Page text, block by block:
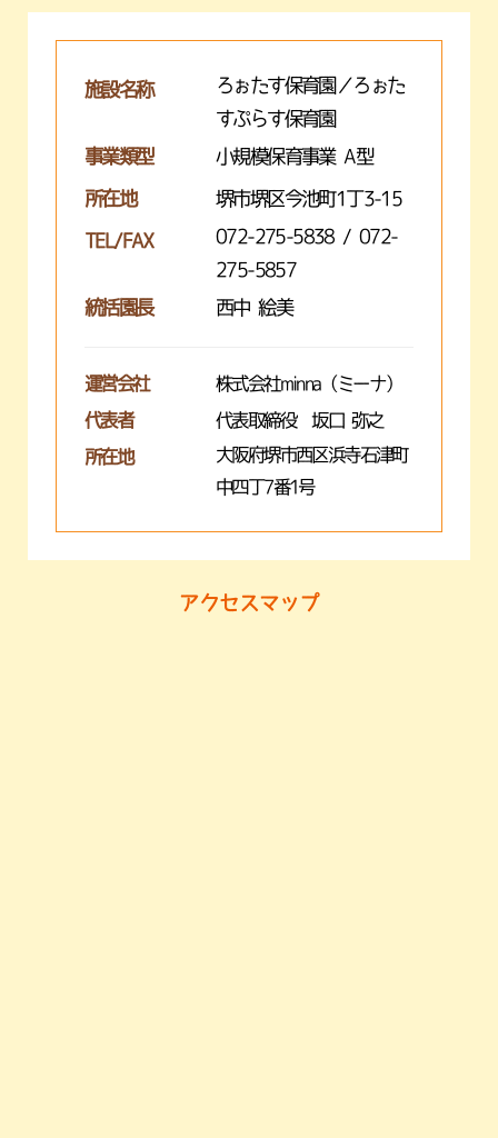
施設名称
ろぉたす保育園／ろぉた
すぷらす保育園
事業類型
小規模保育事業 A型
所在地 堺市堺区今池町1丁3-15
TEL/FAX
072-275-5838 / 072-
275-5857
統括園長
西中 絵美
運営会社 株式会社minna（ミーナ）
代表者 代表取締役 坂口 弥之
所在地
大阪府堺市西区浜寺石津町
中四丁7番1号
アクセスマップ